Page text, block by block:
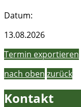
Datum:
13.08.2026
Termin exportieren
nach oben zurück
Kontakt